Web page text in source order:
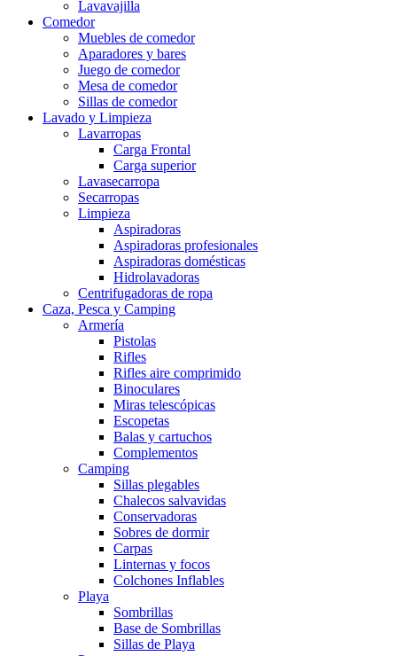
Lavavajilla
Comedor
Muebles de comedor
Aparadores y bares
Juego de comedor
Mesa de comedor
Sillas de comedor
Lavado y Limpieza
Lavarropas
Carga Frontal
Carga superior
Lavasecarropa
Secarropas
Limpieza
Aspiradoras
Aspiradoras profesionales
Aspiradoras domésticas
Hidrolavadoras
Centrifugadoras de ropa
Caza, Pesca y Camping
Armería
Pistolas
Rifles
Rifles aire comprimido
Binoculares
Miras telescópicas
Escopetas
Balas y cartuchos
Complementos
Camping
Sillas plegables
Chalecos salvavidas
Conservadoras
Sobres de dormir
Carpas
Linternas y focos
Colchones Inflables
Playa
Sombrillas
Base de Sombrillas
Sillas de Playa